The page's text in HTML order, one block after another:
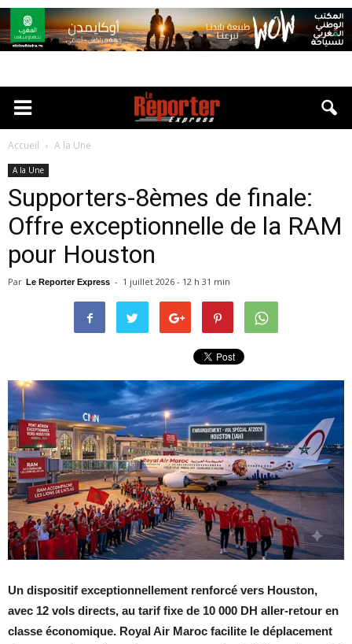
Accueil A la Une
A la Une
Supporters-8èmes de finale:
Offre exceptionnelle de la RAM
pour Houston
Par Le Reporter Express - 1 juillet 2026 - 12 h 31 min
Un dispositif exceptionnellement renforcé vers Houston,
avec 12 vols directs, au tarif fixe de 10 000 DH aller-retour en
classe économique. Royal Air Maroc facilite le déplacement